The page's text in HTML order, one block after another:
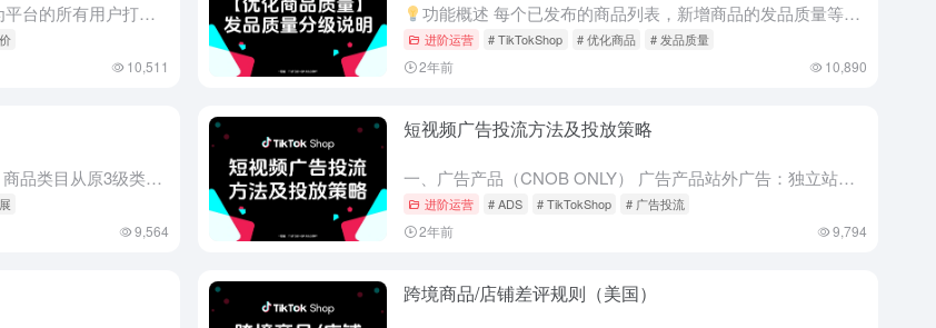
什么是恶意评价？ TikTok Shop 致力于为平台的所有用户打造值得信赖的购物体验。商品评价可以为买家提供有关商品质量的宝贵信息，以帮助买家做出明智的购买决策。买家必须确保他们的评价可以准确地反映...
10,511
功能概述 每个已发布的商品列表，新增商品的发品质量等级（“差”/“一般”/“优秀”），点击后展开商品标题/图片/描述等可以改进的细节。商家可以根据页面上的改进建议来优化商品信息，这些信息会直接在前端...
进阶运营 # TikTokShop # 优化商品 # 发品质量
2年前 10,890
功能背景 9/5（PST，北京时间9/6）起，商品类目从原3级类目拓展到4-7级类目，以便商家更准确地描述店铺商品。 类目拓展能够帮助... 允许商家快速导入产品目录，无需重新分类以适应TikTokS...
9,564
短视频广告投流方法及投放策略
一、广告产品（CNOB ONLY） 广告产品站外广告：独立站、平台电商跳转站内广告：闭环投流、社媒账号运营/增粉闭环投流：Live Shopping Ads=LSA / Video Shopping ...
进阶运营 # ADS # TikTokShop # 广告投流
2年前 9,794
跨境商品/店铺差评规则（美国）